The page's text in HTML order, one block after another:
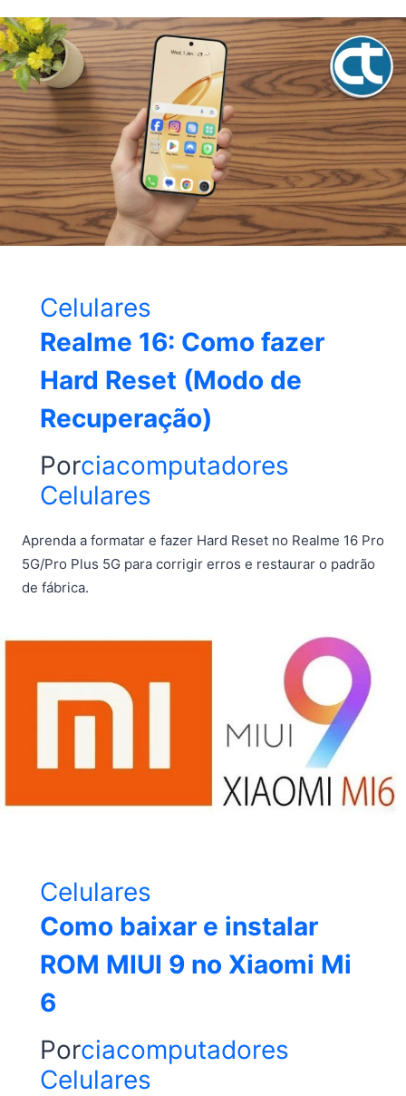
Celulares
Realme 16: Como fazer
Hard Reset (Modo de
Recuperação)
Porciacomputadores
Celulares
Aprenda a formatar e fazer Hard Reset no Realme 16 Pro
5G/Pro Plus 5G para corrigir erros e restaurar o padrão
de fábrica.
Celulares
Como baixar e instalar
ROM MIUI 9 no Xiaomi Mi
6
Porciacomputadores
Celulares